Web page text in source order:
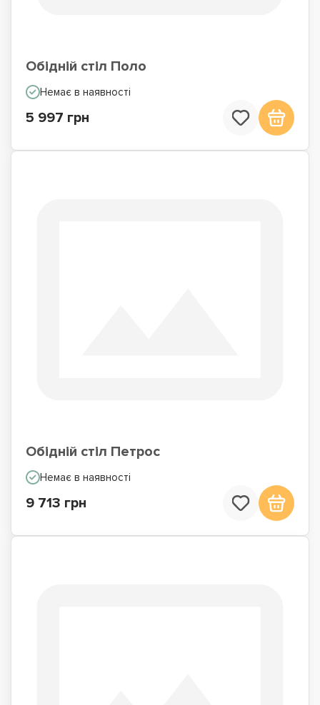
Обідній стіл Поло
Немає в наявності
5 997 грн
Обідній стіл Петрос
Немає в наявності
9 713 грн